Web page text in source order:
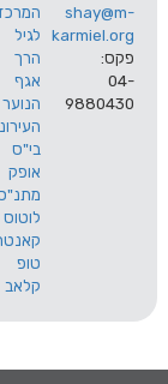
המרכז
לגיל
הרך
אגף
הנוער
רבין
גבעת
רם
מרכז
מגדים